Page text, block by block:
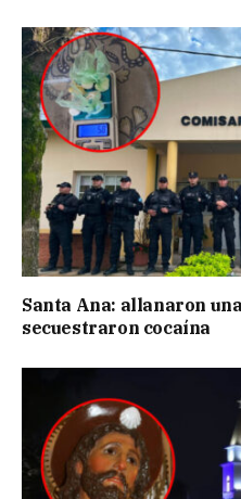
Santa Ana: allanaron
secuestraron cocaína